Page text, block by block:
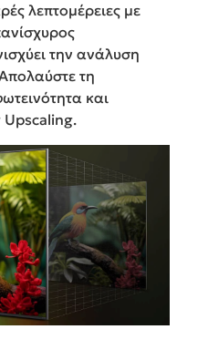
λεπτομέρειες με
την ανάλυση
τη
και
Upscaling.